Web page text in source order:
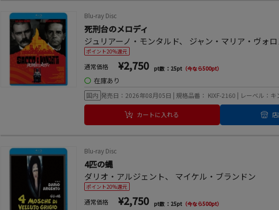
Blu-ray Disc
死刑台のメロディ
ジュリアーノ・モンタルド、 ジャン・マリア・ヴォ
ポイント20%還元
通常価格 ¥2,750 pt数 ：25pt （今なら500pt）
◯ 在庫あり
国内 発売日：2026年08月05日 | 規格品番： KIXF-2160 | レーベル：キ
カートに入れる
Blu-ray Disc
4匹の蝿
ダリオ・アルジェント、 マイケル・ブランドン
ポイント20%還元
通常価格 ¥2,750 pt数 ：25pt （今なら500pt）